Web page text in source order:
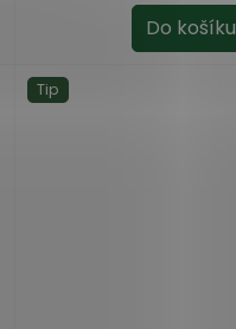
Do košíku
Tip